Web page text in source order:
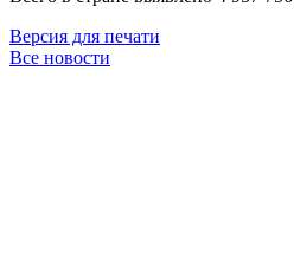
Версия для печати
Все новости